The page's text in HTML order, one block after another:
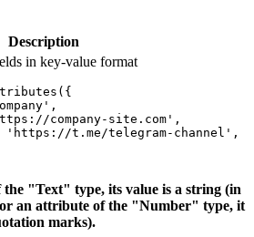
Description
in key-value format
company-site.com',
t.me/telegram-channel',
"Text" type, its value is a string (in
an attribute of the "Number" type, it
marks).